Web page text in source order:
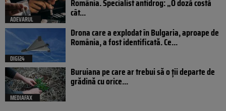
ADEVARUL
România. Specialist antidrog: „O doză costă
cât...
DIGI24
Drona care a explodat în Bulgaria, aproape de
România, a fost identificată. Ce...
MEDIAFAX
Buruiana pe care ar trebui să o ții departe de
grădină cu orice...